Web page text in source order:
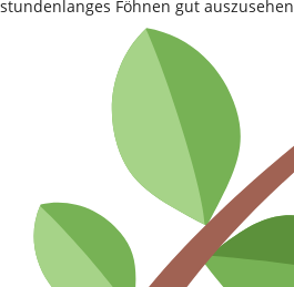
stundenlanges Föhnen gut auszusehen